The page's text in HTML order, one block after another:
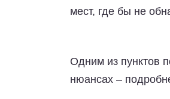
мест, где бы не
Одним из пунктов
нюансах –